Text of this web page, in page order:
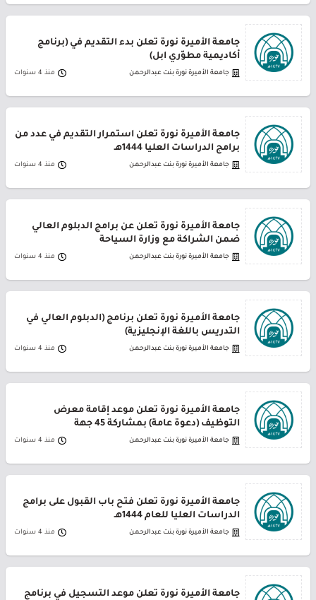
جامعة الأميرة نورة تعلن بدء التقديم في (برنامج
أكاديمية مطوّري ابل)
جامعة الأميرة نورة بنت عبدالرحمن منذ 4 سنوات
جامعة الأميرة نورة تعلن استمرار التقديم في عدد من
برامج الدراسات العليا 1444هـ
جامعة الأميرة نورة بنت عبدالرحمن منذ 4 سنوات
جامعة الأميرة نورة تعلن عن برامج الدبلوم العالي
ضمن الشراكة مع وزارة السياحة
جامعة الأميرة نورة بنت عبدالرحمن منذ 4 سنوات
جامعة الأميرة نورة تعلن برنامج (الدبلوم العالي في
التدريس باللغة الإنجليزية)
جامعة الأميرة نورة بنت عبدالرحمن منذ 4 سنوات
جامعة الأميرة نورة تعلن موعد إقامة معرض
التوظيف (دعوة عامة) بمشاركة 45 جهة
جامعة الأميرة نورة بنت عبدالرحمن منذ 4 سنوات
جامعة الأميرة نورة تعلن فتح باب القبول على برامج
الدراسات العليا للعام 1444هـ
جامعة الأميرة نورة بنت عبدالرحمن منذ 4 سنوات
جامعة الأميرة نورة تعلن موعد التسجيل في برنامج